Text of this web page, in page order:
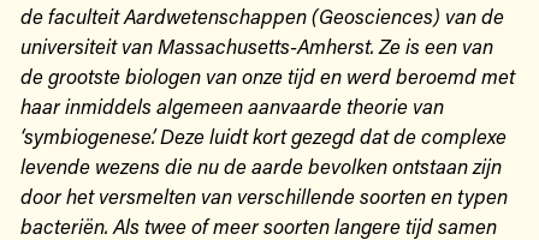
de faculteit Aardwetenschappen (Geosciences) van de
universiteit van Massachusetts-Amherst. Ze is een van
de grootste biologen van onze tijd en werd beroemd met
haar inmiddels algemeen aanvaarde theorie van
‘symbiogenese’. Deze luidt kort gezegd dat de complexe
levende wezens die nu de aarde bevolken ontstaan zijn
door het versmelten van verschillende soorten en typen
bacteriën. Als twee of meer soorten langere tijd samen